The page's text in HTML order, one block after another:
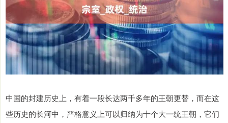
中国的封建历史上，有着一段长达两千多年的王朝更替，而在这
些历史的长河中，严格意义上可以归纳为十个大一统王朝，它们